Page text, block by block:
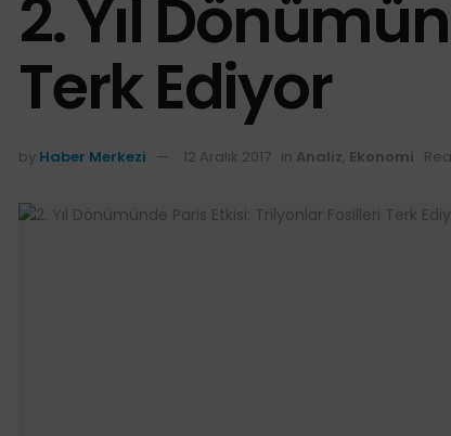
2. Yıl
Terk Ediyor
by Haber Merkezi 12 Aralık 2017 in Analiz Ekonomi